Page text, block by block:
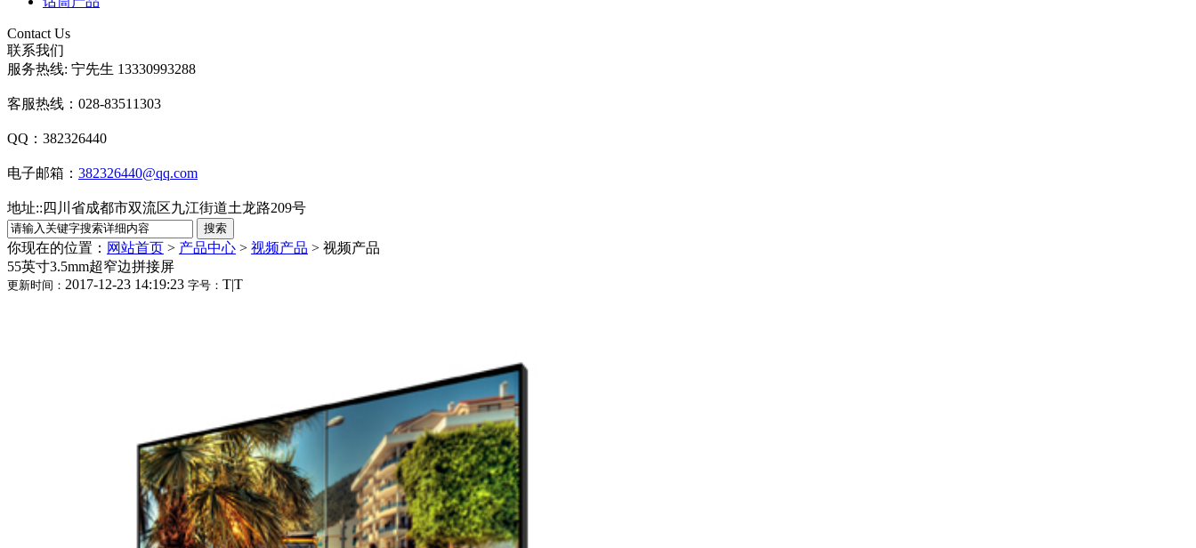
Contact Us
联系我们
服务热线: 宁先生 13330993288
客服热线：028-83511303
QQ：382326440
电子邮箱： 382326440@qq.com
地址:: 四川省成都市双流区九江街道土龙路209号
你现在的位置： 网站首页 > 产品中心 > 视频产品 > 视频产品
55英寸3.5mm超窄边拼接屏
更新时间： 2017-12-23 14:19:23 字号： T|T